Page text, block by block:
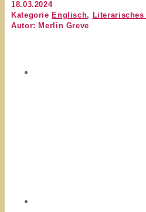
18.03.2024
Kategorie Englisch, Literarisches
Autor: Merlin Greve